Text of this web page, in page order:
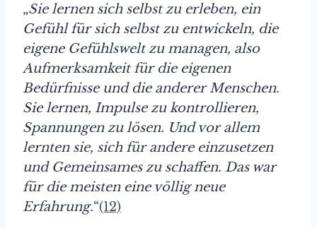
„Sie lernen sich selbst zu erleben, ein
Gefühl für sich selbst zu entwickeln, die
eigene Gefühlswelt zu managen, also
Aufmerksamkeit für die eigenen
Bedürfnisse und die anderer Menschen.
Sie lernen, Impulse zu kontrollieren,
Spannungen zu lösen. Und vor allem
lernten sie, sich für andere einzusetzen
und Gemeinsames zu schaffen. Das war
für die meisten eine völlig neue
Erfahrung.“(12)